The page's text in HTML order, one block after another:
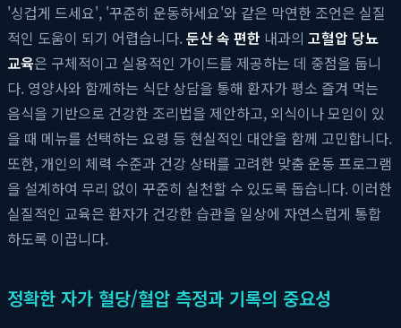
'싱겁게 드세요', '꾸준히 운동하세요'와 같은 막연한 조언은 실질
적인 도움이 되기 어렵습니다.둔산 속 편한 내과의 고혈압 당뇨
교육은 구체적이고 실용적인 가이드를 제공하는 데 중점을 둡니
다. 영양사와 함께하는 식단 상담을 통해 환자가 평소 즐겨 먹는
음식을 기반으로 건강한 조리법을 제안하고, 외식이나 모임이 있
을 때 메뉴를 선택하는 요령 등 현실적인 대안을 함께 고민합니다.
또한, 개인의 체력 수준과 건강 상태를 고려한 맞춤 운동 프로그램
을 설계하여 무리 없이 꾸준히 실천할 수 있도록 돕습니다. 이러한
실질적인 교육은 환자가 건강한 습관을 일상에 자연스럽게 통합
하도록 이끕니다.
정확한 자가 혈당/혈압 측정과 기록의 중요성